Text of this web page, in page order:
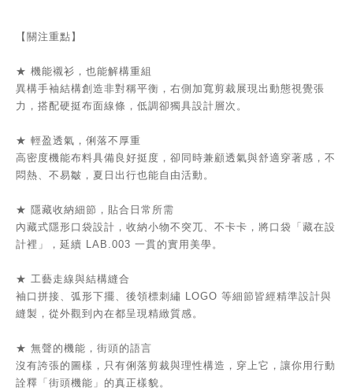
【關注重點】
★ 機能襯衫，也能解構重組
異構手袖結構創造非對稱平衡，右側加寬剪裁展現出動態視覺張
力，搭配硬挺布面線條，低調卻獨具設計層次。
★ 輕盈透氣，俐落不厚重
高密度機能布料具備良好挺度，卻同時兼顧透氣與舒適穿著感，不
悶熱、不易皺，夏日出行也能自由活動。
★ 隱藏收納細節，貼合日常所需
內藏式隱形口袋設計，收納小物不突兀、不卡卡，將口袋「藏在設
計裡」，延續 LAB.003 一貫的實用美學。
★ 工藝走線與結構縫合
袖口拼接、弧形下擺、後領標刺繡 LOGO 等細節皆經精準設計與
縫製，從外觀到內在都呈現精緻質感。
★ 無聲的機能，街頭的語言
沒有誇張的圖樣，只有俐落剪裁與理性構造，穿上它，讓你用行動
詮釋「街頭機能」的真正樣貌。